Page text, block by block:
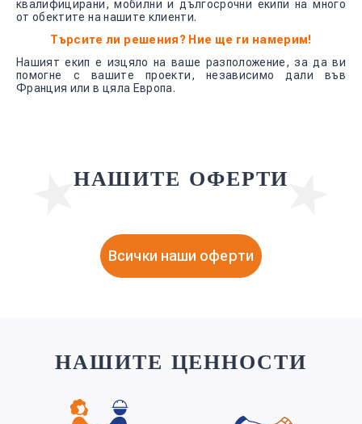
квалифицирани, мобилни и дългосрочни екипи на много
от обектите на нашите клиенти.
Търсите ли решения? Ние ще ги намерим!
Нашият екип е изцяло на ваше разположение, за да ви
помогне с вашите проекти, независимо дали във
Франция или в цяла Европа.
НАШИТЕ ОФЕРТИ
Всички наши оферти
НАШИТЕ ЦЕННОСТИ